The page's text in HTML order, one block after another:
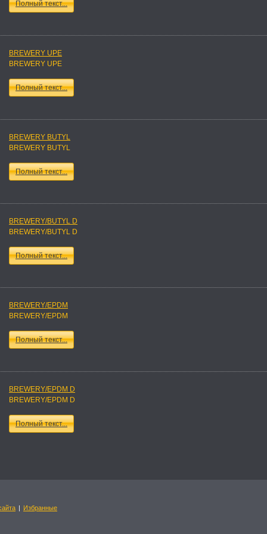
Полный текст...
BREWERY UPE
BREWERY UPE
Полный текст...
BREWERY BUTYL
BREWERY BUTYL
Полный текст...
BREWERY/BUTYL D
BREWERY/BUTYL D
Полный текст...
BREWERY/EPDM
BREWERY/EPDM
Полный текст...
BREWERY/EPDM D
BREWERY/EPDM D
Полный текст...
| Избранные